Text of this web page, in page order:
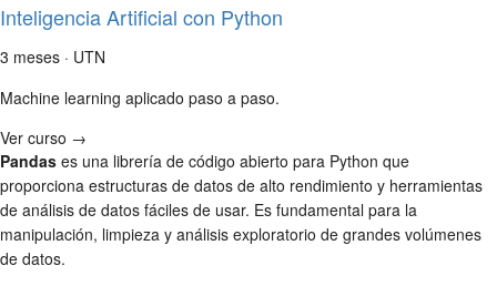
Inteligencia Artificial con Python
3 meses · UTN
Machine learning aplicado paso a paso.
Ver curso →
Pandas es una librería de código abierto para Python que
proporciona estructuras de datos de alto rendimiento y herramientas
de análisis de datos fáciles de usar. Es fundamental para la
manipulación, limpieza y análisis exploratorio de grandes volúmenes
de datos.